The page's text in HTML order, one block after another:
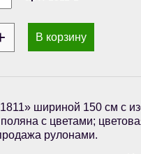
В корзину
шириной 150 см с
с цветами;
рулонами.